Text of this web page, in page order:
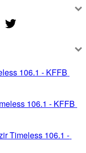
106.1 - KFFB
106.1 - KFFB
Timeless 106.1 -